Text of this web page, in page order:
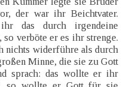
der war ihr Beichtvater.
das durch irgendeine
verböte er es ihr strenge.
nichts widerführe als durch
Minne, die sie zu Gott
sprach: das wollte er ihr